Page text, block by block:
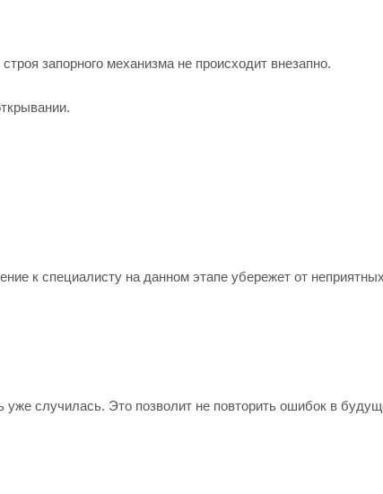
запорного механизма не происходит внезапно.
к специалисту на данном этапе убережет от
случилась. Это позволит не повторить ошибок в